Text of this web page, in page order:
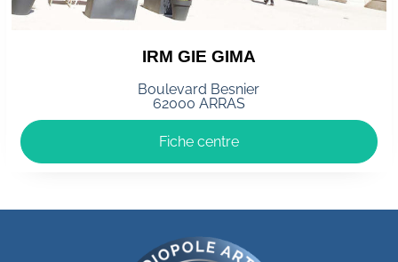
IRM GIE GIMA
Boulevard Besnier
62000 ARRAS
Fiche centre